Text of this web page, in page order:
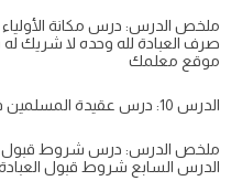
ملخص الدرس: درس مكانة الأولياء
موقع معلمك
الدرس 10: درس عقيدة المسلمين في الملائكة عليهم السلام والتحذير من الغلو فيهم مادة التوحيد الدراسات الاسلامية للصف الثاني المتوسط الفصل الدراسي
ملخص الدرس: درس شروط قبول
الدرس السابع شروط قبول العبادة دراسات